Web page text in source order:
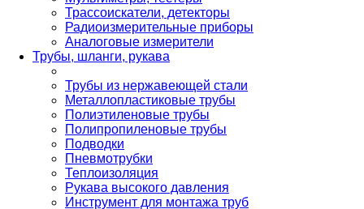
Трассоискатели, детекторы
Радиоизмерительные приборы
Аналоговые измерители
Трубы, шланги, рукава
Трубы из нержавеющей стали
Металлопластиковые трубы
Полиэтиленовые трубы
Полипропиленовые трубы
Подводки
Пневмотрубки
Теплоизоляция
Рукава высокого давления
Инструмент для монтажа труб